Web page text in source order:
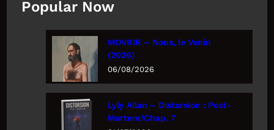
Popular Now
MOVRIR – Nous, le Venin
(2026)
06/08/2026
Lyly Allan – Distorsion : Post-
Mortem/Chap. 7